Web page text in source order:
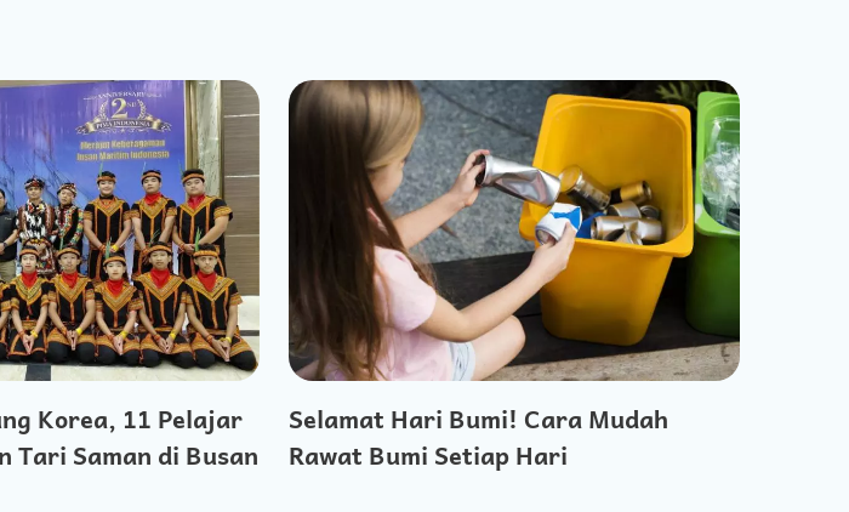
Korea, 11 Pelajar
Tari Saman di Busan
Selamat Hari Bumi! Cara Mudah
Rawat Bumi Setiap Hari